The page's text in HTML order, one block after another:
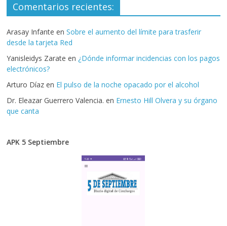
Comentarios recientes:
Arasay Infante enSobre el aumento del límite para trasferir
desde la tarjeta Red
Yanisleidys Zarate en ¿Dónde informar incidencias con los pagos
electrónicos?
Arturo Díaz en El pulso de la noche opacado por el alcohol
Dr. Eleazar Guerrero Valencia. en Ernesto Hill Olvera y su órgano
que canta
APK 5 Septiembre